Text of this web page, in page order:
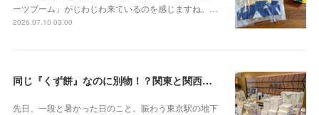
ーツブーム」がじわじわ来ているのを感じますね。…
2026.07.10 03:00
同じ『くず餅』なのに別物！？関東と関西の意外な違い
先日、一段と暑かった日のこと。賑わう東京駅の地下